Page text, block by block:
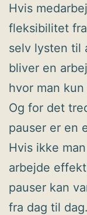
Hvis
fleksibilitet
selv lysten til
bliver en
hvor man
Og for det
pauser er en
Hvis ikke
arbejde
pauser kan
fra dag til